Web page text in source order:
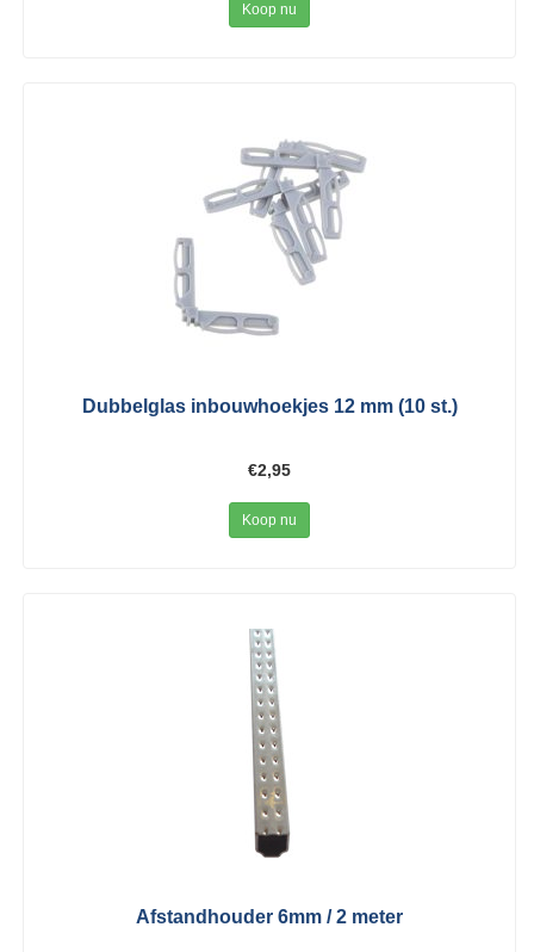
Koop nu
Dubbelglas inbouwhoekjes 12 mm (10 st.)
€2,95
Koop nu
Afstandhouder 6mm / 2 meter